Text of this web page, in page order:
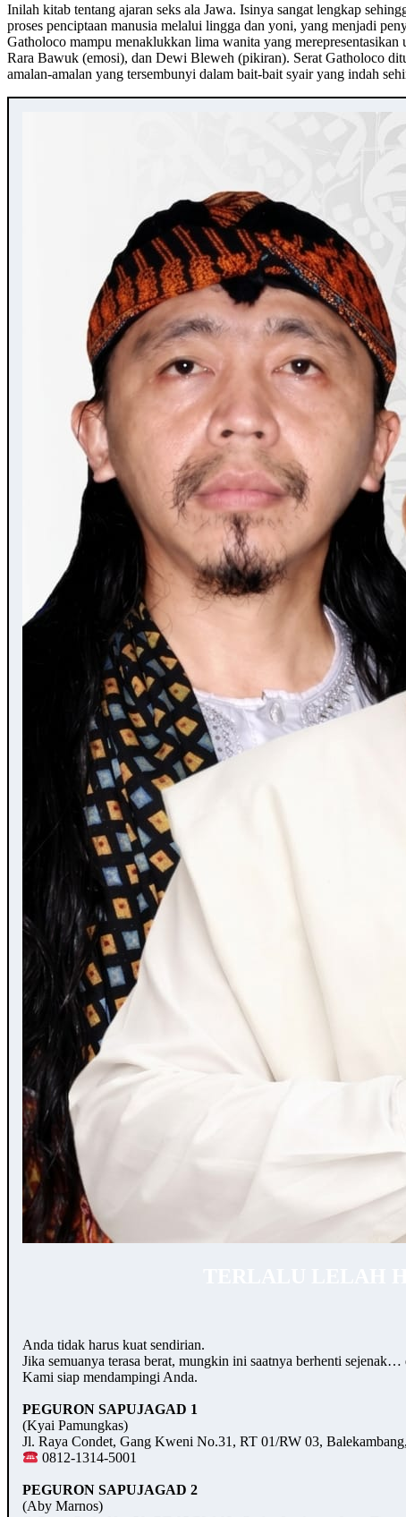
Inilah kitab tentang ajaran seks ala Jawa. Isinya sangat lengkap
proses penciptaan manusia melalui lingga dan yoni, yang menjadi
Gatholoco mampu menaklukkan lima wanita yang
Rara Bawuk (emosi), dan Dewi Bleweh (pikiran). Serat Gatholoco
amalan-amalan yang tersembunyi dalam bait-bait syair yang indah
Anda tidak harus kuat sendirian.
Jika semuanya terasa berat, mungkin ini saatnya berhenti sejenak…
Kami siap mendampingi Anda.
PEGURON SAPUJAGAD 1
(Kyai Pamungkas)
Jl. Raya Condet, Gang Kweni No.31, RT 01/RW 03,
0812-1314-5001
PEGURON SAPUJAGAD 2
(Aby Marnos)